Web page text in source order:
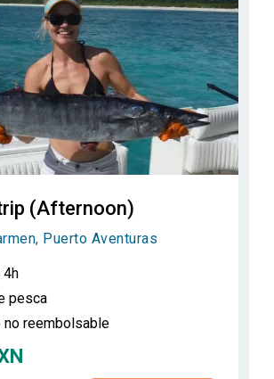
(Afternoon)
Puerto Aventuras
4h
pesca
no reembolsable